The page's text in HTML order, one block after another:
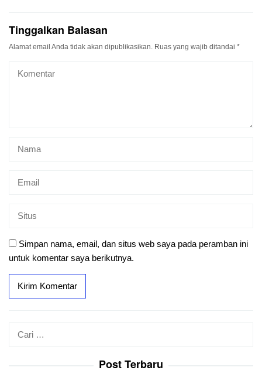
Tinggalkan Balasan
Alamat email Anda tidak akan dipublikasikan. Ruas yang wajib ditandai *
Simpan nama, email, dan situs web saya pada peramban ini
untuk komentar saya berikutnya.
Cari
Post Terbaru